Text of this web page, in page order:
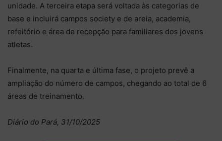
unidade. A terceira etapa será voltada às categorias de
base e incluirá campos society e de areia, academia,
refeitório e área de recepção para familiares dos jovens
atletas.
Finalmente, na quarta e última fase, o projeto prevê a
ampliação do número de campos, chegando ao total de 6
áreas de treinamento.
Diário do Pará, 31/10/2025